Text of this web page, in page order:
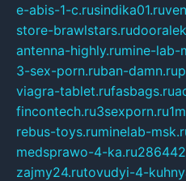
e-abis-1-c.rusindika01.ru
store-brawlstars.ru
antenna-highly.rumine-lab-
3-sex-porn.ruban-damn.ru
viagra-tablet.rufasbags.ru
fincontech.ru3sexporn.ru
rebus-toys.ruminelab-
medsprawo-4-ka.ru
zajmy24.rutovudyi-4-